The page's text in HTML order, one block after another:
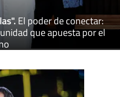
.El poder de conectar:
que apuesta por el